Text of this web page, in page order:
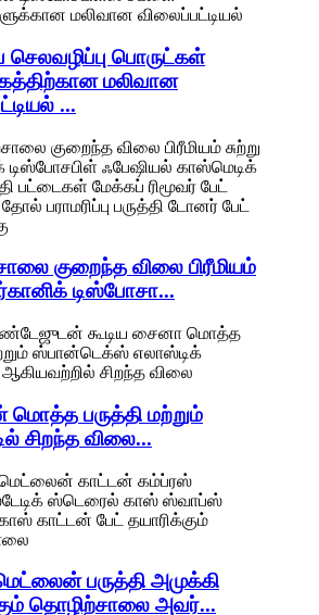
செலவழிப்பு பொருட்கள்
மலிவான
...
குறைந்த விலை பிரீமியம்
டிஸ்போசா...
மொத்த பருத்தி மற்றும்
சிறந்த விலை...
பருத்தி அமுக்கி
தொழிற்சாலை அவர்...